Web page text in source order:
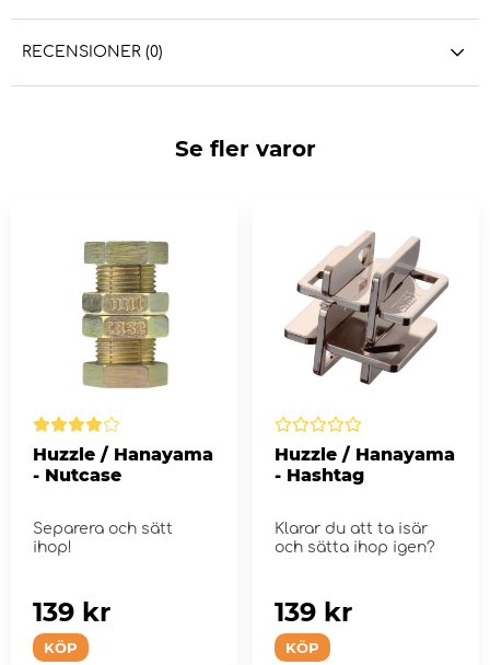
RECENSIONER (0)
Se fler varor
Huzzle / Hanayama
- Nutcase
Separera och sätt
ihop!
KÖP
139 kr
Huzzle / Hanayama
- Hashtag
Klarar du att ta isär
och sätta ihop igen?
KÖP
139 kr